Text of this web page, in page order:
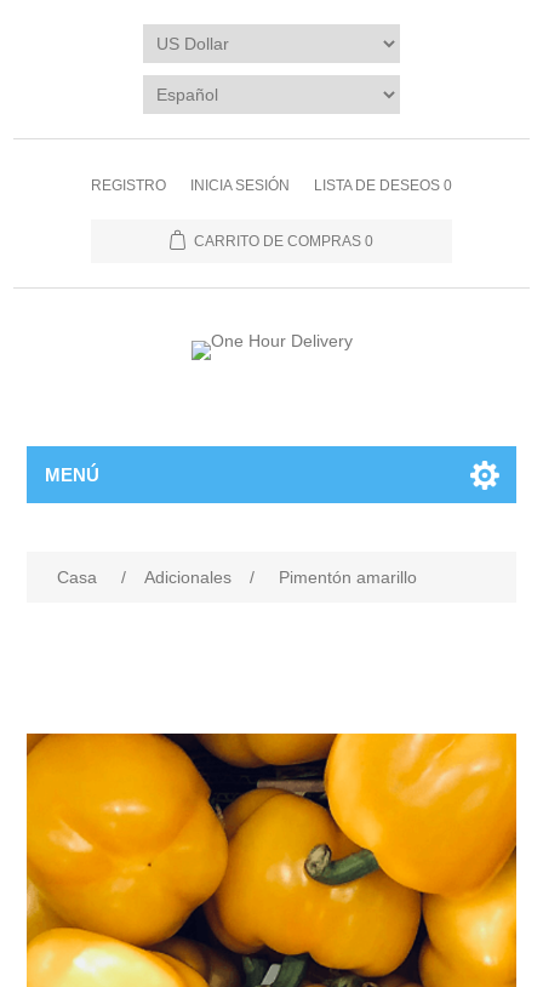
REGISTRO INICIA SESIÓN LISTA DE DESEOS 0
CARRITO DE COMPRAS 0
MENÚ
Casa / Adicionales / Pimentón amarillo